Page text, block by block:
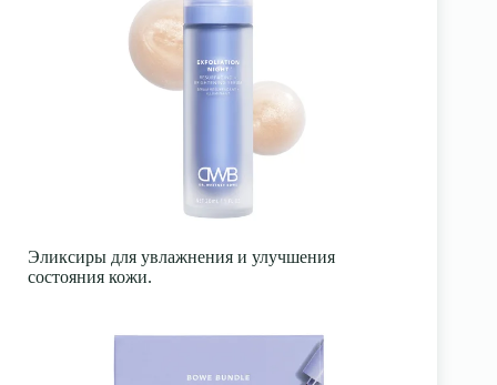
Эликсиры для увлажнения и улучшения
состояния кожи.